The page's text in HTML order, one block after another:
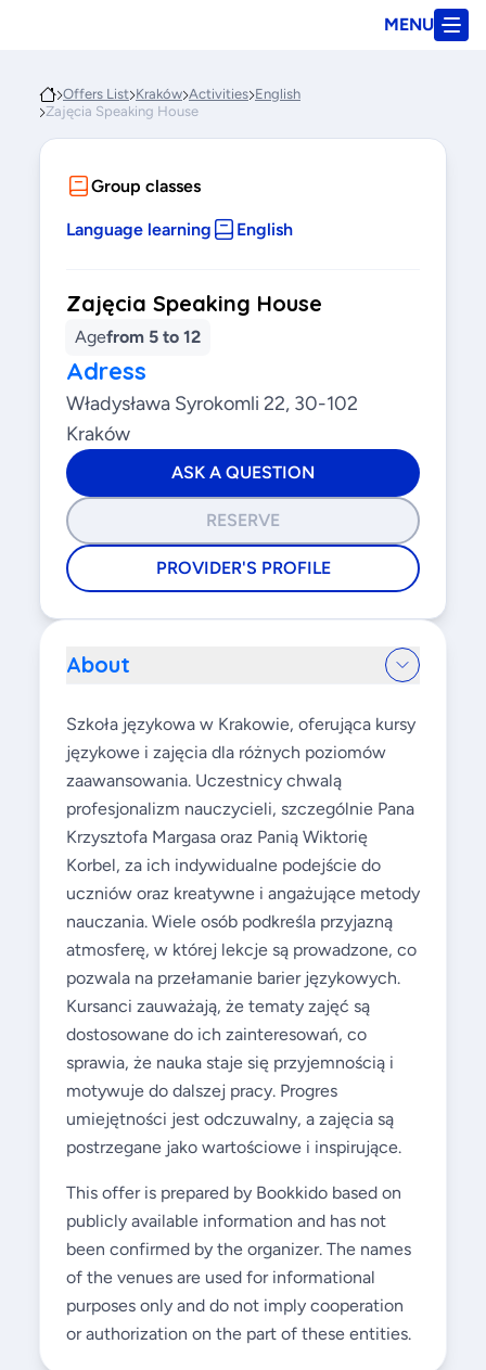
MENU
Offers List Kraków Activities English
Zajęcia Speaking House
Group classes
Language learning English
Zajęcia Speaking House
Agefrom 5 to 12
Adress
Władysława Syrokomli 22, 30-102
Kraków
ASK A QUESTION
RESERVE
PROVIDER'S PROFILE
About
Szkoła językowa w Krakowie, oferująca kursy
językowe i zajęcia dla różnych poziomów
zaawansowania. Uczestnicy chwalą
profesjonalizm nauczycieli, szczególnie Pana
Krzysztofa Margasa oraz Panią Wiktorię
Korbel, za ich indywidualne podejście do
uczniów oraz kreatywne i angażujące metody
nauczania. Wiele osób podkreśla przyjazną
atmosferę, w której lekcje są prowadzone, co
pozwala na przełamanie barier językowych.
Kursanci zauważają, że tematy zajęć są
dostosowane do ich zainteresowań, co
sprawia, że nauka staje się przyjemnością i
motywuje do dalszej pracy. Progres
umiejętności jest odczuwalny, a zajęcia są
postrzegane jako wartościowe i inspirujące.
This offer is prepared by Bookkido based on
publicly available information and has not
been confirmed by the organizer. The names
of the venues are used for informational
purposes only and do not imply cooperation
or authorization on the part of these entities.